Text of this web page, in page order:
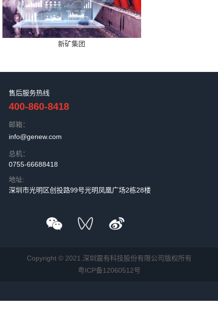
新矿集团
售后服务热线
400-860-8418
邮箱：
info@genew.com
总机：
0755-66688418
地址:
深圳市光明区创投路99号光明凤凰广场2栋28楼
Copyright © 2021.深圳震有科技股份有限公司版权所有
粤ICP备12060512号